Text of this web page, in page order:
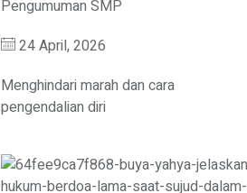
Pengumuman SMP
24 April, 2026
Menghindari marah dan cara
pengendalian diri